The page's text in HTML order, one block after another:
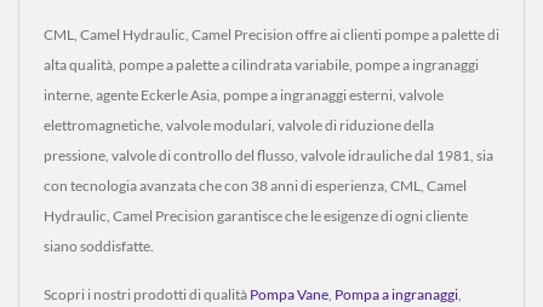
CML, Camel Hydraulic, Camel Precision offre ai clienti pompe a palette di
alta qualità, pompe a palette a cilindrata variabile, pompe a ingranaggi
interne, agente Eckerle Asia, pompe a ingranaggi esterni, valvole
elettromagnetiche, valvole modulari, valvole di riduzione della
pressione, valvole di controllo del flusso, valvole idrauliche dal 1981, sia
con tecnologia avanzata che con 38 anni di esperienza, CML, Camel
Hydraulic, Camel Precision garantisce che le esigenze di ogni cliente
siano soddisfatte.
Scopri i nostri prodotti di qualità Pompa Vane, Pompa a ingranaggi,